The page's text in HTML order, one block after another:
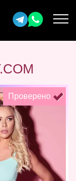
Проверено